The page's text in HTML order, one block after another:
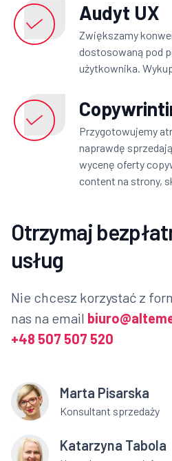
Audyt UX
Zwiększamy
dostosowaną pod
użytkownika.
Przygotowujemy
naprawdę
wycenę oferty
content na strony,
Otrzymaj
usług
Nie chcesz korzystać z
nas na email
+48 507 507 520
Marta Pisarska
Konsultant sprzedaży
Katarzyna Tabola